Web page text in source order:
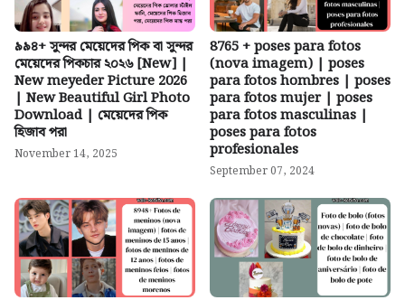
৯৯৪+ সুন্দর মেয়েদের পিক বা সুন্দর
মেয়েদের পিকচার ২০২৬ [New] |
New meyeder Picture 2026
| New Beautiful Girl Photo
Download | মেয়েদের পিক
হিজাব পরা
November 14, 2025
8765 + poses para fotos
(nova imagem) | poses
para fotos hombres | poses
para fotos mujer | poses
para fotos masculinas |
poses para fotos
profesionales
September 07, 2024